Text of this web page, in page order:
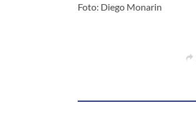
Foto: Diego Monarin